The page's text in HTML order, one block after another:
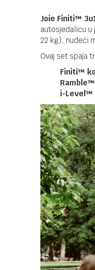
Joie Finiti™
autosjedalicu
22 kg), nudeći
Ovaj set spaja
Finiti™
i-Level™